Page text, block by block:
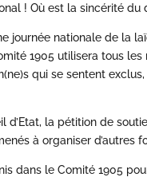
! Où est la sincérité du
journée nationale de la
1905 utilisera tous
qui se sentent
d’Etat, la pétition de
à organiser d’autres
dans le Comité 1905